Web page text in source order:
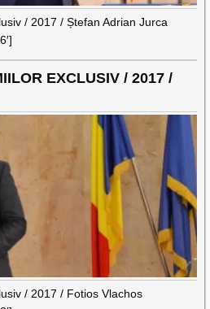
/ 2017 / Ștefan Adrian Jurca
EXCLUSIV / 2017 /
/ 2017 / Fotios Vlachos